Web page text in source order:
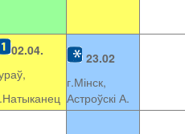
02.04.
23.02
г.Мінск,
Астроўскі А.